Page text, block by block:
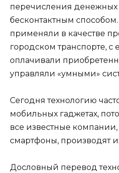
перечисления денежных
бесконтактным
применяли в качестве
городском транспорте,
оплачивали
управляли «умными»
Сегодня технологию
мобильных гаджетах,
все известные
смартфоны, производят
Дословный перевод